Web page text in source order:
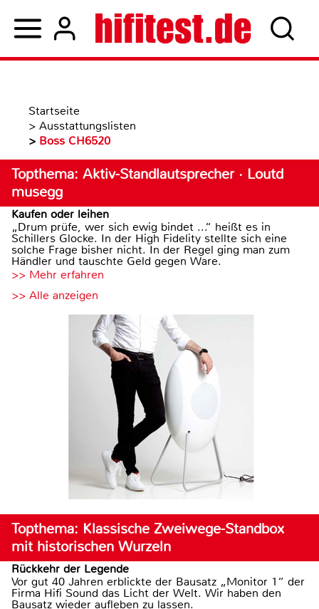
Startseite
> Ausstattungslisten
> Boss CH6520
Topthema: Aktiv-Standlautsprecher · Loutd
musegg
Kaufen oder leihen
„Drum prüfe, wer sich ewig bindet ...“ heißt es in
Schillers Glocke. In der High Fidelity stellte sich eine
solche Frage bisher nicht. In der Regel ging man zum
Händler und tauschte Geld gegen Ware.
>> Mehr erfahren
>> Alle anzeigen
Topthema: Klassische Zweiwege-Standbox
mit historischen Wurzeln
Rückkehr der Legende
Vor gut 40 Jahren erblickte der Bausatz „Monitor 1“ der
Firma Hifi Sound das Licht der Welt. Wir haben den
Bausatz wieder aufleben zu lassen.